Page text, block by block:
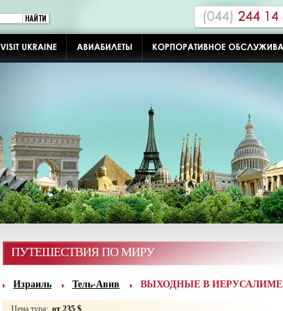
ПУТЕШЕСТВИЯ ПО МИРУ
Израиль Тель-Авив ВЫХОДНЫЕ В ИЕРУСАЛИМЕ
Цена тура: от 235 $